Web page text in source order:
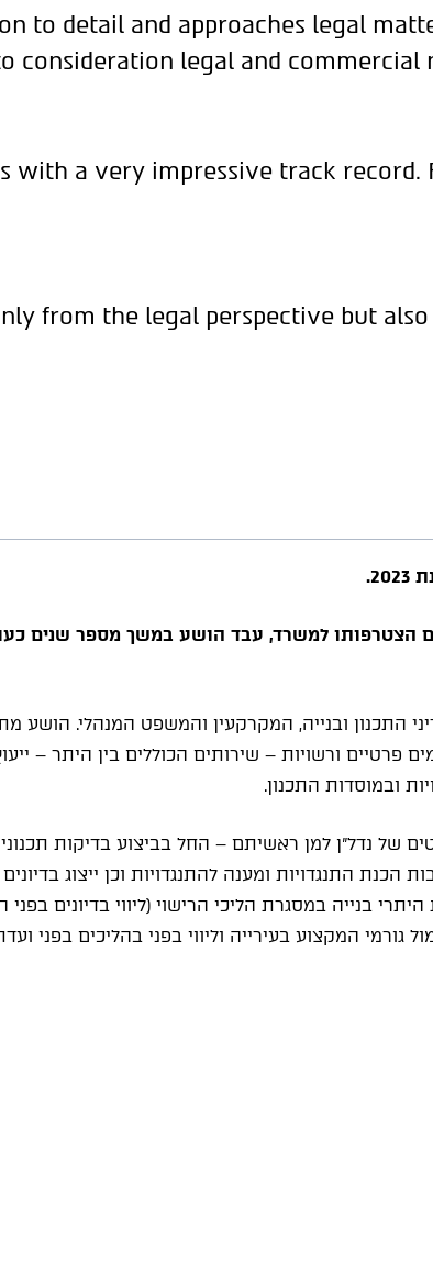
to detail and approaches legal
consideration legal and commercial
with a very impressive track
from the legal perspective but
כעורך דין בשנת 2018 ובטרם הצטרפותו למשרד, עבד הושע במשך מספר שנים
התכנון ובנייה, המקרקעין והמשפט המנהלי. הושע
פרטיים ורשויות – שירותים הכוללים בין היתר – ייעוץ
ובמוסדות התכנון.
של נדל"ן למן ראשיתם – החל בביצוע בדיקות
הכנת התנגדויות ומענה להתנגדויות וכן ייצוג
בנייה במסגרת הליכי הרישוי (ליווי בדיונים בפני
המקצוע בעירייה וליווי בפני בהליכים בפני